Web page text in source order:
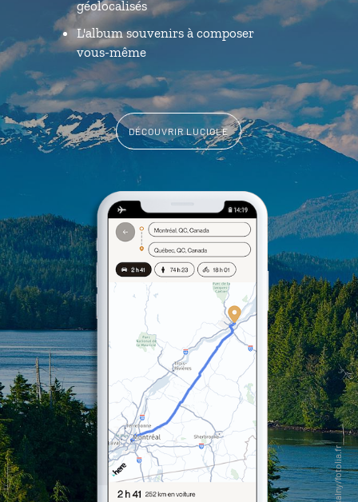
géolocalisés
L'album souvenirs à composer
vous-même
DÉCOUVRIR LUCIOLE